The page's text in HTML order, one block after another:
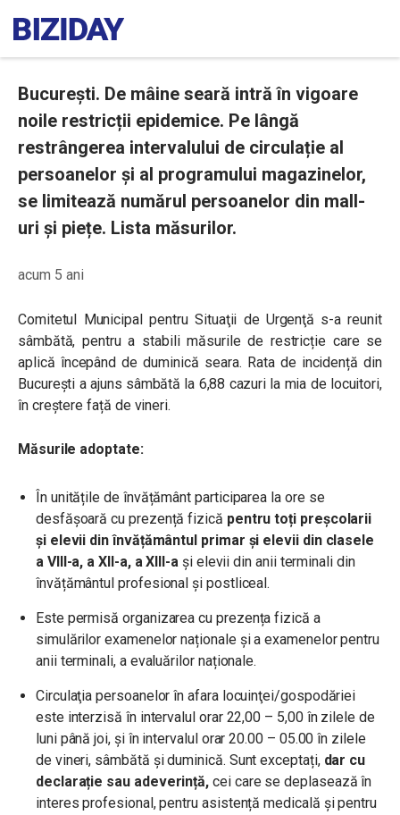
București. De mâine seară intră în vigoare
noile restricții epidemice. Pe lângă
restrângerea intervalului de circulație al
persoanelor și al programului magazinelor,
se limitează numărul persoanelor din mall-
uri și piețe. Lista măsurilor.
acum 5 ani
Comitetul Municipal pentru Situaţii de Urgenţă s-a reunit
sâmbătă, pentru a stabili măsurile de restricție care se
aplică începând de duminică seara. Rata de incidență din
București a ajuns sâmbătă la 6,88 cazuri la mia de locuitori,
în creștere față de vineri.
Măsurile adoptate:
În unitățile de învățământ participarea la ore se
desfășoară cu prezență fizică pentru toți preșcolarii
și elevii din învățământul primar și elevii din clasele
a VIII-a, a XII-a, a XIII-a și elevii din anii terminali din
învățământul profesional și postliceal.
Este permisă organizarea cu prezența fizică a
simulărilor examenelor naționale și a examenelor pentru
anii terminali, a evaluărilor naționale.
Circulaţia persoanelor în afara locuinţei/gospodăriei
este interzisă în intervalul orar 22,00 – 5,00 în zilele de
luni până joi, și în intervalul orar 20.00 – 05.00 în zilele
de vineri, sâmbătă și duminică. Sunt exceptați, dar cu
declarație sau adeverință, cei care se deplasează în
interes profesional, pentru asistență medicală și pentru